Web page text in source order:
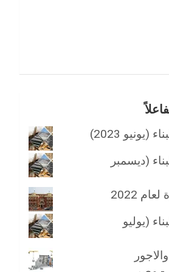
2023)
(ديسمبر
2022
(يوليو